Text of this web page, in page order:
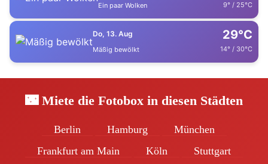
Ein paar Wolken 9° / 25°C
Do, 13. Aug
Mäßig bewölkt
29°C
14° / 30°C
🌃 Miete die Fotobox in diesen Städten
Berlin Hamburg
München
Frankfurt am Main
Köln Stuttgart